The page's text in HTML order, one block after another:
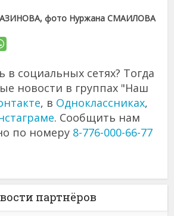
фото Нуржана СМАИЛОВА
социальных сетях? Тогда
новости в группах "Наш
, в Одноклассниках,
. Сообщить нам
по номеру 8-776-000-66-77
партнёров